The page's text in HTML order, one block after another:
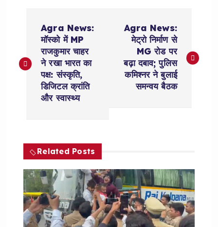
s
a
v
g
Agra News:
मॉस्को में MP
राजकुमार चाहर
ने रखा भारत का
पक्ष: संस्कृति,
डिजिटल क्रांति
और स्वास्थ्य
Agra News:
मेट्रो निर्माण से
MG रोड पर
बढ़ा दबाव; पुलिस
कमिश्नर ने बुलाई
समन्वय बैठक
Related Posts